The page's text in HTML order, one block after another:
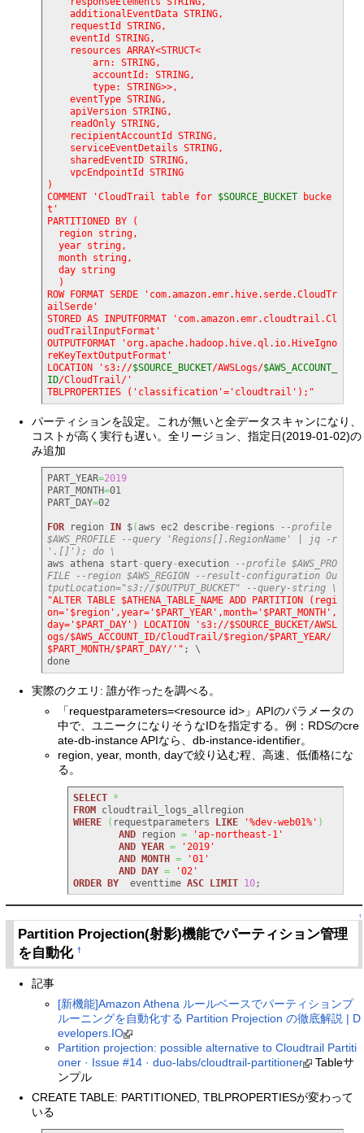
)
COMMENT 'CloudTrail table for $SOURCE_BUCKET bucke
t'
PARTITIONED BY (
ROW FORMAT SERDE 'com.amazon.emr.hive.serde.CloudTr
ailSerde'
STORED AS INPUTFORMAT 'com.amazon.emr.cloudtrail.Cl
oudTrailInputFormat'
OUTPUTFORMAT 'org.apache.hadoop.hive.ql.io.HiveIgno
reKeyTextOutputFormat'
LOCATION 's3://$SOURCE_BUCKET/AWSLogs/$AWS_ACCOUNT_
ID/CloudTrail/'
TBLPROPERTIES ('classification'='cloudtrail');"
パーティションを設定。これが無いと全データスキャンになり、
コストが高く実行も遅い。全リージョン、指定日(2019-01-02)の
み追加
PART_YEAR=2019
PART_MONTH=01
PART_DAY=02
FOR region IN $( aws ec2 describe- regions
--profile
$AWS_PROFILE --query 'Regions[].RegionName' | jq -r
'.[]'); do \
aws athena start -query-execution
--profile $AWS_PRO
FILE --region $AWS_REGION --result-configuration Ou
tputLocation="s3://$OUTPUT_BUCKET" --query-string \
"ALTER TABLE $ATHENA_TABLE_NAME ADD PARTITION (regi
on='$region',year='$PART_YEAR',month='$PART_MONTH',
day='$PART_DAY') LOCATION 's3://$SOURCE_BUCKET/AWSL
ogs/$AWS_ACCOUNT_ID/CloudTrail/$region/$PART_YEAR/
$PART_MONTH/$PART_DAY/'" ; \
done
実際のクエリ: 誰が作ったを調べる。
「requestparameters=<resource id>」APIのパラメータの
中で、ユニークになりそうなIDを指定する。例：RDSのcre
ate-db-instance APIなら、db-instance-identifier。
region, year, month, dayで絞り込む程、高速、低価格にな
る。
SELECT *
FROM
cloudtrail_logs_allregion
WHERE
( requestparameters LIKE '%dev-web01%' )
AND region =
'ap-northeast-1'
AND YEAR =
'2019'
AND MONTH =
'01'
AND DAY =
'02'
ORDER BY
  eventtime
ASC LIMIT 10;
↑
Partition Projection(射影)機能でパーティション管理
を自動化†
記事
[新機能]Amazon Athena ルールベースでパーティションプ
ルーニングを自動化する Partition Projection の徹底解説 | D
evelopers.IO
Partition projection: possible alternative to Cloudtrail Partiti
oner · Issue #14 · duo-labs/cloudtrail-partitioner
Tableサ
ンプル
CREATE TABLE: PARTITIONED, TBLPROPERTIESが変わって
いる